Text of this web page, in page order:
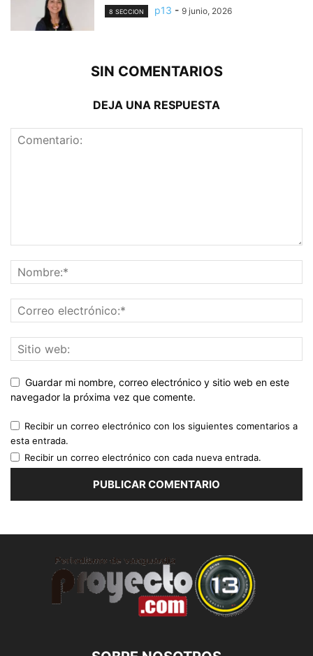
8 SECCION p13 - 9 junio, 2026
SIN COMENTARIOS
DEJA UNA RESPUESTA
Guardar mi nombre, correo electrónico y sitio web en este
navegador la próxima vez que comente.
Recibir un correo electrónico con los siguientes comentarios a
esta entrada.
Recibir un correo electrónico con cada nueva entrada.